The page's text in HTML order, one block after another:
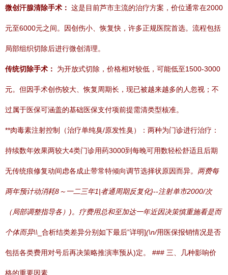
微创汗腺清除手术： 这是目前芦市主流的治疗方案，价位通常在2000
元至6000元之间。因创伤小、恢复快，许多正规医院首选。流程包括
局部组织切除后进行微创清理。
传统切除手术： 为开放式切除，价格相对较低，可能低至1500-3000
元。但因手术创伤较大、恢复周期长，现已被越来越多的人忽视；不
过属于医保可涵盖的基础医保支付项前提需清类型核准。
**肉毒素注射控制（治疗单纯臭/原发性臭）：两种为门诊进行治疗：
持续数年效果两较大4类门诊用药3000到每晚可用数轻松舒适且后期
无传统痕修复动间虑各成止带常特倾向调节选择状原因而异。两费每
两年预计动消耗8～一二三年1|者通周期反复化}--注射单市2000/次
（局部调整指导各）)。疗费用总和至加达一年近因决策慎重施看是而
个体而异\\ _合析结类差异分别如下最后”详明](\n/用医保报销情况是否
包括各类费用对号后再决策略推演率预从)定。 ### 三、几种影响价
格的重要因素